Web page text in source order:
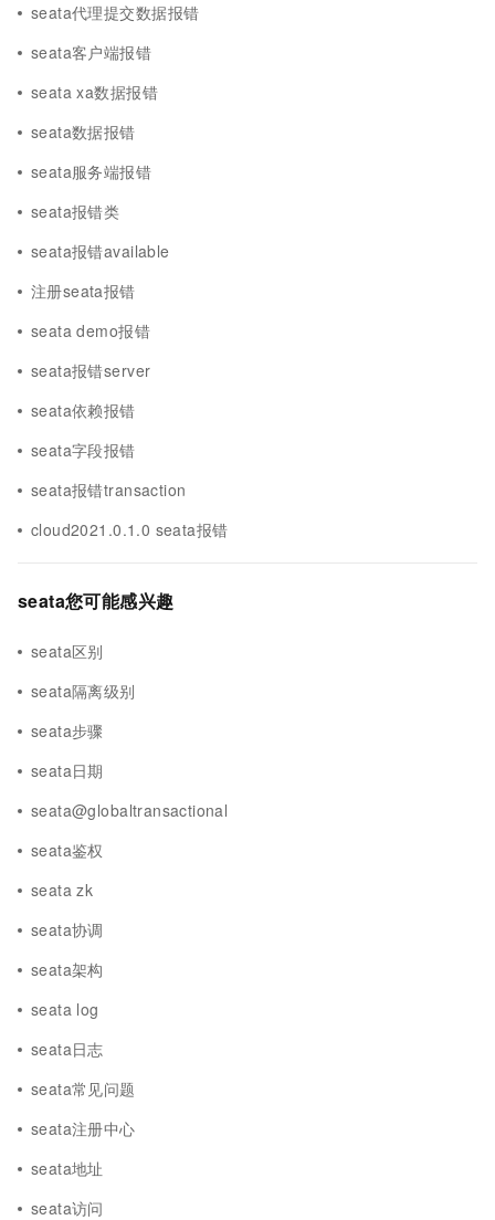
seata代理提交数据报错
seata客户端报错
seata xa数据报错
seata数据报错
seata服务端报错
seata报错类
seata报错available
注册seata报错
seata demo报错
seata报错server
seata依赖报错
seata字段报错
seata报错transaction
cloud2021.0.1.0 seata报错
seata您可能感兴趣
seata区别
seata隔离级别
seata步骤
seata日期
seata@globaltransactional
seata鉴权
seata zk
seata协调
seata架构
seata log
seata日志
seata常见问题
seata注册中心
seata地址
seata访问